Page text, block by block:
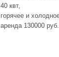
40 квт,
горячее и
аренда 130000